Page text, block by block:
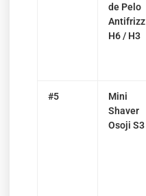
de Pelo
Antifrizz
H6 / H3
#5
Mini
Shaver
Osoji S3